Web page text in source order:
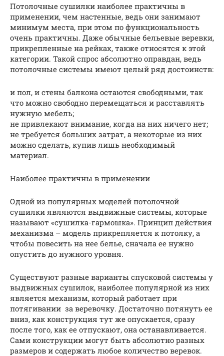
Потолочные сушилки наиболее практичны в
применении, чем настенные, ведь они занимают
минимум места, при этом по функциональность
очень практичны. Даже обычные бельевые веревки,
прикрепленные на рейках, также относятся к этой
категории. Такой спрос абсолютно оправдан, ведь
потолочные системы имеют целый ряд достоинств:
и пол, и стены балкона остаются свободными, так
что можно свободно перемещаться и расставлять
нужную мебель;
не привлекают внимание, когда на них ничего нет;
не требуется больших затрат, а некоторые из них
можно сделать, купив лишь необходимый
материал.
Наиболее практичны в применении
Одной из популярных моделей потолочной
сушилки являются выдвижные системы, которые
называют «сушилка-гармошка». Принцип действия
механизма – модель прикрепляется к потолку, а
чтобы повесить на нее белье, сначала ее нужно
опустить до нужного уровня.
Существуют разные варианты спусковой системы у
выдвижных сушилок, наиболее популярной из них
является механизм, который работает при
потягивании за веревочку. Достаточно потянуть ее
вниз, как конструкция тут же опускается, сразу
после того, как ее отпускают, она останавливается.
Сами конструкции могут быть абсолютно разных
размеров и содержать любое количество веревок.